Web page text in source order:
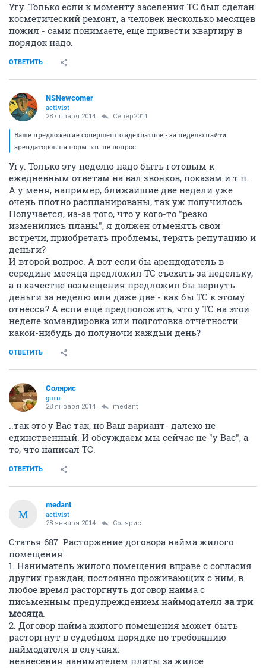
Угу. Только если к моменту заселения ТС был сделан
косметический ремонт, а человек несколько месяцев
пожил - сами понимаете, еще привести квартиру в
порядок надо.
ОТВЕТИТЬ
NSNewcomer
activist
28 января 2014 Север2011
Ваше предложение совершенно адекватное - за неделю найти
арендаторов на норм. кв. не вопрос
Угу. Только эту неделю надо быть готовым к
ежедневным ответам на вал звонков, показам и т.п.
А у меня, например, ближайшие две недели уже
очень плотно распланированы, так уж получилось.
Получается, из-за того, что у кого-то "резко
изменились планы", я должен отменять свои
встречи, приобретать проблемы, терять репутацию и
деньги?
И второй вопрос. А вот если бы арендодатель в
середине месяца предложил ТС съехать за недельку,
а в качестве возмещения предложил бы вернуть
деньги за неделю или даже две - как бы ТС к этому
отнёсся? А если ещё предположить, что у ТС на этой
неделе командировка или подготовка отчётности
какой-нибудь до полуночи каждый день?
ОТВЕТИТЬ
Солярис
guru
28 января 2014 medant
..так это у Вас так, но Ваш вариант- далеко не
единственный. И обсуждаем мы сейчас не "у Вас", а
то, что написал ТС.
ОТВЕТИТЬ
M
medant
activist
28 января 2014 Солярис
Статья 687. Расторжение договора найма жилого
помещения
1. Наниматель жилого помещения вправе с согласия
других граждан, постоянно проживающих с ним, в
любое время расторгнуть договор найма с
письменным предупреждением наймодателя за три
месяца.
2. Договор найма жилого помещения может быть
расторгнут в судебном порядке по требованию
наймодателя в случаях:
невнесения нанимателем платы за жилое